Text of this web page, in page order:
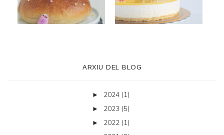
ARXIU DEL BLOG
► 2024 (1)
► 2023 (5)
► 2022 (1)